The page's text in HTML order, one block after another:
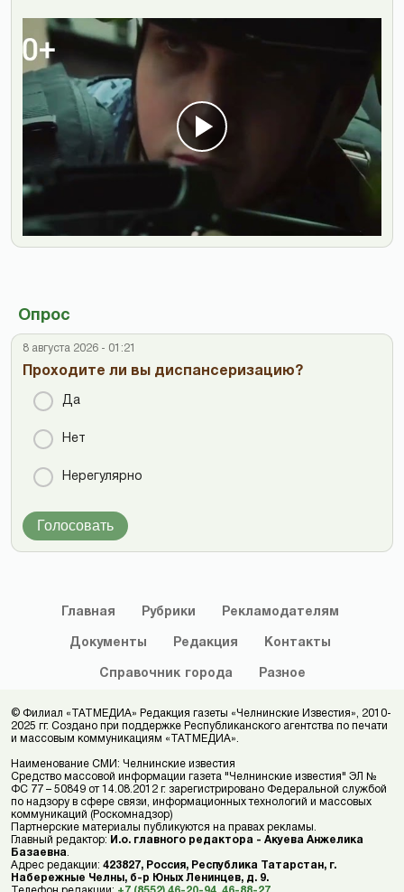
Опрос
8 августа 2026 - 01:21
Проходите ли вы диспансеризацию?
Да
Нет
Нерегулярно
Голосовать
Главная Рубрики Рекламодателям
Документы Редакция Контакты
Справочник города Разное
© Филиал «ТАТМЕДИА» Редакция газеты «Челнинские Известия», 2010-
2025 гг. Создано при поддержке Республиканского агентства по печати
и массовым коммуникациям «ТАТМЕДИА».
Наименование СМИ: Челнинские известия
Средство массовой информации газета "Челнинские известия" ЭЛ №
ФС 77 – 50849 от 14.08.2012 г. зарегистрировано Федеральной службой
по надзору в сфере связи, информационных технологий и массовых
коммуникаций (Роскомнадзор)
Партнерские материалы публикуются на правах рекламы.
Главный редактор: И.о. главного редактора - Акуева Анжелика
Базаевна.
Адрес редакции: 423827, Россия, Республика Татарстан, г.
Набережные Челны, б-р Юных Ленинцев, д. 9.